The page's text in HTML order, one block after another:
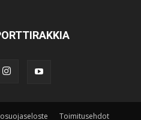
Toimitusehdot